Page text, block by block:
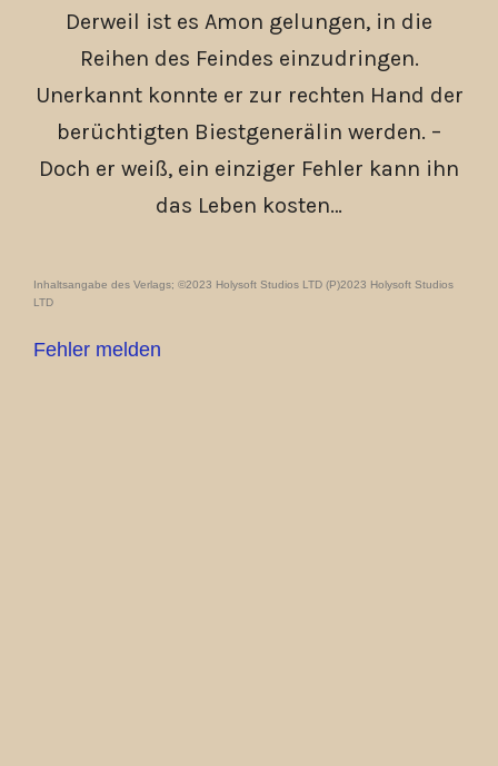
Derweil ist es Amon gelungen, in die
Reihen des Feindes einzudringen.
Unerkannt konnte er zur rechten Hand der
berüchtigten Biestgenerälin werden. –
Doch er weiß, ein einziger Fehler kann ihn
das Leben kosten…
Inhaltsangabe des Verlags; ©2023 Holysoft Studios LTD (P)2023 Holysoft Studios
LTD
Fehler melden